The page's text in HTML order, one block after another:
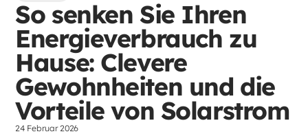
So senken Sie Ihren
Energieverbrauch zu
Hause: Clevere
Gewohnheiten und die
Vorteile von Solarstrom
24 Februar 2026